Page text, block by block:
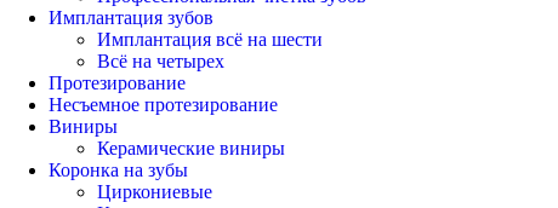
Имплантация зубов
Имплантация всё на шести
Всё на четырех
Протезирование
Несъемное протезирование
Виниры
Керамические виниры
Коронка на зубы
Циркониевые